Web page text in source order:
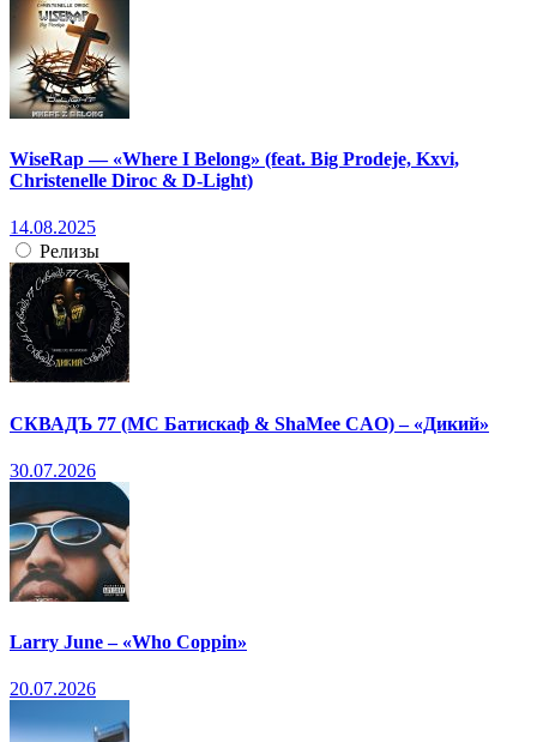
WiseRap — «Where I Belong» (feat. Big Prodeje, Kxvi,
Christenelle Diroc & D-Light)
14.08.2025
Релизы
СКВАДЪ 77 (МС Батискаф & ShaMee CAO) – «Дикий»
30.07.2026
Larry June – «Who Coppin»
20.07.2026